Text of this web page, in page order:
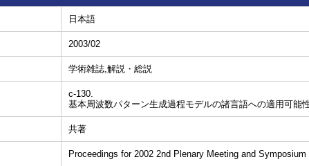
日本語
2003/02
学術雑誌,解説・総説
c-130.
基本周波数パターン生成過程モデルの諸言語への適用可能
共著
Proceedings for 2002 2nd Plenary Meeting and